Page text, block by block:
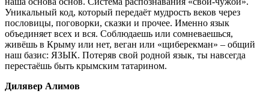
Уникальный код, который передаёт мудрость веков через
пословицы, поговорки, сказки и прочее. Именно язык
объединяет всех и вся. Соблюдаешь или сомневаешься,
живёшь в Крыму или нет, веган или «щиберекман» – общий
наш базис: ЯЗЫК. Потеряв свой родной язык, ты навсегда
перестаёшь быть крымским татарином.
Дилявер Алимов